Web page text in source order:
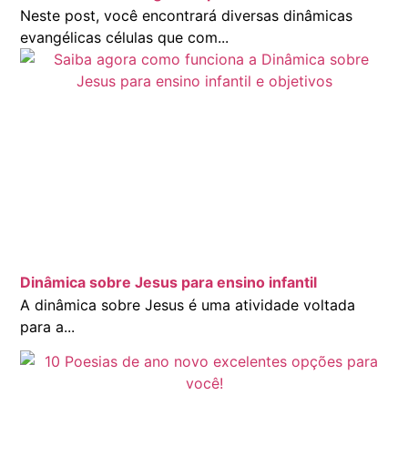
Neste post, você encontrará diversas dinâmicas
evangélicas células que com...
Dinâmica sobre Jesus para ensino infantil
A dinâmica sobre Jesus é uma atividade voltada
para a...